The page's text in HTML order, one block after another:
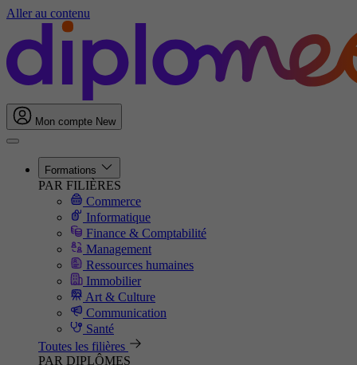
Aller au contenu
Mon compte New
Formations
PAR FILIÈRES
Commerce
Informatique
Finance & Comptabilité
Management
Ressources humaines
Immobilier
Art & Culture
Communication
Santé
Toutes les filières
PAR DIPLÔMES